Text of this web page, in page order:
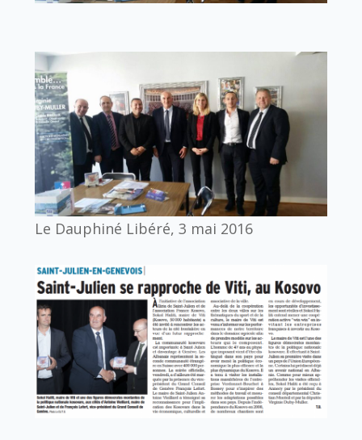
Le Dauphiné Libéré, 3 mai 2016